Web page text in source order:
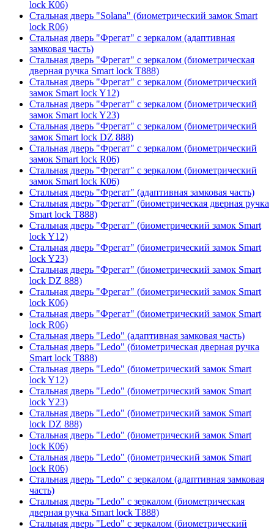
lock К06)
Стальная дверь "Solana" (биометрический замок Smart
lock R06)
Стальная дверь "Фрегат" с зеркалом (адаптивная
замковая часть)
Стальная дверь "Фрегат" с зеркалом (биометрическая
дверная ручка Smart lock T888)
Стальная дверь "Фрегат" с зеркалом (биометрический
замок Smart lock Y12)
Стальная дверь "Фрегат" с зеркалом (биометрический
замок Smart lock Y23)
Стальная дверь "Фрегат" с зеркалом (биометрический
замок Smart lock DZ 888)
Стальная дверь "Фрегат" с зеркалом (биометрический
замок Smart lock R06)
Стальная дверь "Фрегат" с зеркалом (биометрический
замок Smart lock К06)
Стальная дверь "Фрегат" (адаптивная замковая часть)
Стальная дверь "Фрегат" (биометрическая дверная ручка
Smart lock T888)
Стальная дверь "Фрегат" (биометрический замок Smart
lock Y12)
Стальная дверь "Фрегат" (биометрический замок Smart
lock Y23)
Стальная дверь "Фрегат" (биометрический замок Smart
lock DZ 888)
Стальная дверь "Фрегат" (биометрический замок Smart
lock К06)
Стальная дверь "Фрегат" (биометрический замок Smart
lock R06)
Стальная дверь "Ledo" (адаптивная замковая часть)
Стальная дверь "Ledo" (биометрическая дверная ручка
Smart lock T888)
Стальная дверь "Ledo" (биометрический замок Smart
lock Y12)
Стальная дверь "Ledo" (биометрический замок Smart
lock Y23)
Стальная дверь "Ledo" (биометрический замок Smart
lock DZ 888)
Стальная дверь "Ledo" (биометрический замок Smart
lock К06)
Стальная дверь "Ledo" (биометрический замок Smart
lock R06)
Стальная дверь "Ledo" с зеркалом (адаптивная замковая
часть)
Стальная дверь "Ledo" с зеркалом (биометрическая
дверная ручка Smart lock T888)
Стальная дверь "Ledo" с зеркалом (биометрический